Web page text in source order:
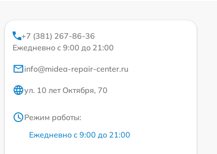
+7 (381) 267-86-36
Ежедневно с 9:00 до 21:00
info@midea-repair-center.ru
ул. 10 лет Октября, 70
Режим работы:
Ежедневно с 9:00 до 21:00